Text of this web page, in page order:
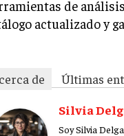
de
actualizado y
de
Últimas
Silvia
Soy Silvia